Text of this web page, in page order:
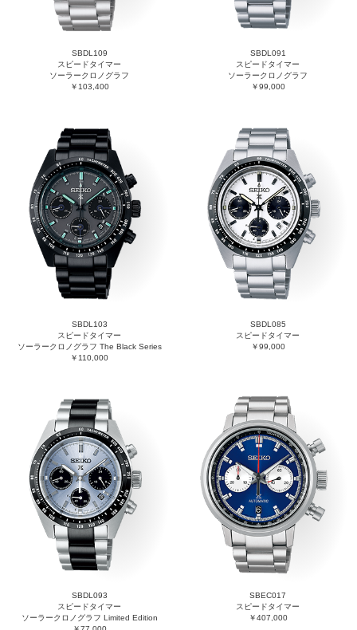
SBDL109
スピードタイマー
ソーラークロノグラフ
￥103,400
SBDL091
スピードタイマー
ソーラークロノグラフ
￥99,000
SBDL103
スピードタイマー
ソーラークロノグラフ The Black Series
￥110,000
SBDL085
スピードタイマー
￥99,000
SBDL093
スピードタイマー
ソーラークロノグラフ Limited Edition
SBEC017
スピードタイマー
￥407,000